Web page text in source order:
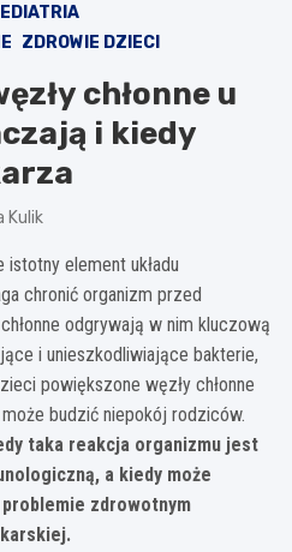
ZDROWIE DZIECI
chłonne u
i kiedy
Kulik
element układu
chronić organizm przed
odgrywają w nim kluczową
i unieszkodliwiające bakterie,
powiększone węzły chłonne
budzić niepokój rodziców.
taka reakcja organizmu jest
a kiedy może
zdrowotnym